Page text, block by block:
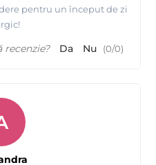
pentru un început de zi
recenzie? Da Nu (0/0)